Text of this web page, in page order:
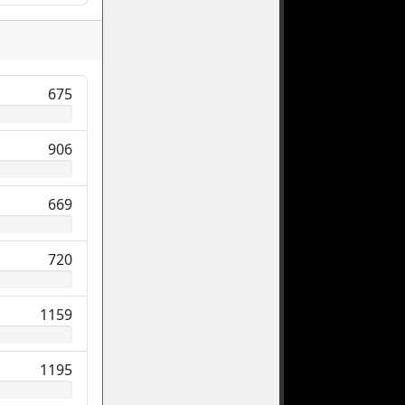
675
906
669
720
1159
1195